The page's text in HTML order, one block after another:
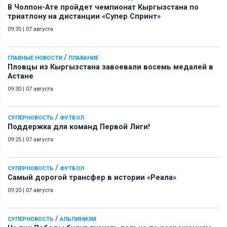
В Чолпон-Ате пройдет чемпионат Кыргызстана по
триатлону на дистанции «Супер Спринт»
09:35 | 07 августа
ГЛАВНЫЕ НОВОСТИ / ПЛАВАНИЕ
Пловцы из Кыргызстана завоевали восемь медалей в
Астане
09:30 | 07 августа
СУПЕРНОВОСТЬ / ФУТБОЛ
Поддержка для команд Первой Лиги!
09:25 | 07 августа
СУПЕРНОВОСТЬ / ФУТБОЛ
Самый дорогой трансфер в истории «Реала»
09:20 | 07 августа
СУПЕРНОВОСТЬ / АЛЬПИНИЗМ